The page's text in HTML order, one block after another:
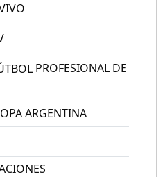
PROFESIONAL DE
ARGENTINA